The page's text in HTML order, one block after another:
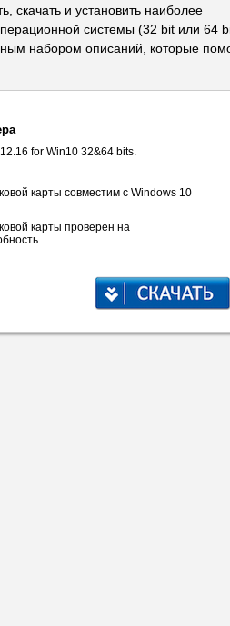
скачать и установить наиболее
системы (32 bit или 64
набором описаний, которые
for Win10 32&64 bits.
карты совместим с Windows 10
карты проверен на